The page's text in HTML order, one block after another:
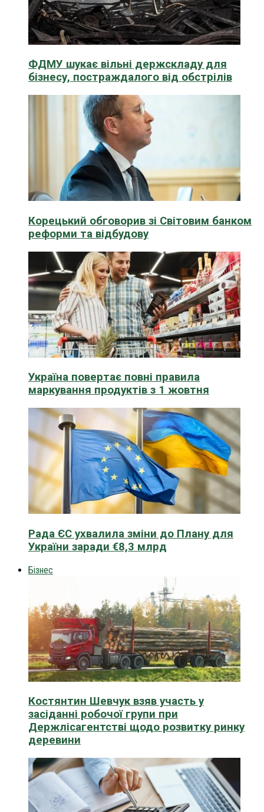
ФДМУ шукає вільні держскладу для
бізнесу, постраждалого від обстрілів
Корецький обговорив зі Світовим банком
реформи та відбудову
Україна повертає повні правила
маркування продуктів з 1 жовтня
Рада ЄС ухвалила зміни до Плану для
України заради €8,3 млрд
Бізнес
Костянтин Шевчук взяв участь у
засіданні робочої групи при
Держлісагентстві щодо розвитку ринку
деревини